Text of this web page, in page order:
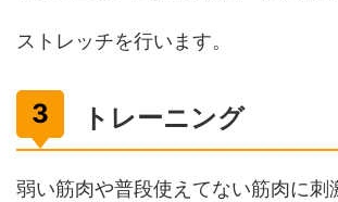
ストレッチを行います。
トレーニング
弱い筋肉や普段使えてない筋肉に刺